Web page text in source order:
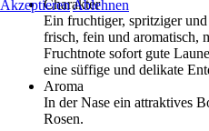
Charakter
Ein fruchtiger, spritziger
frisch, fein und aromatisch,
Fruchtnote sofort gute
eine süffige und delikate
Aroma
In der Nase ein attraktives
Rosen.
AkzeptierenAblehnen